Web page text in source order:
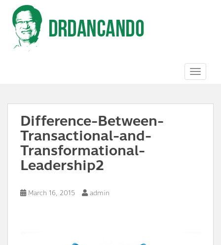
Difference-Between-
Transactional-and-
Transformational-
Leadership2
March 16, 2015 admin